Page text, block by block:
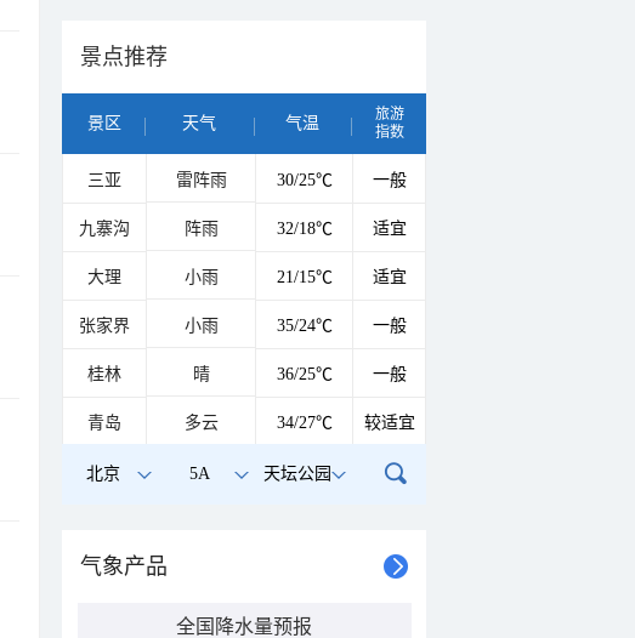
景点推荐
景区 天气 气温
旅游
指数
三亚 雷阵雨 30/25℃ 一般
九寨沟 阵雨 32/18℃ 适宜
大理 小雨 21/15℃ 适宜
张家界 小雨 35/24℃ 一般
桂林 晴 36/25℃ 一般
青岛 多云 34/27℃ 较适宜
北京 5A 天坛公园
气象产品
全国降水量预报